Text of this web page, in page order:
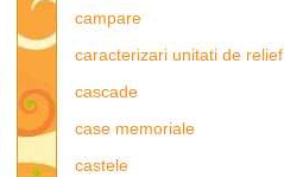
campare
caracterizari unitati de relief
cascade
case memoriale
castele